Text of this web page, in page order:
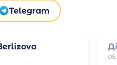
Telegram